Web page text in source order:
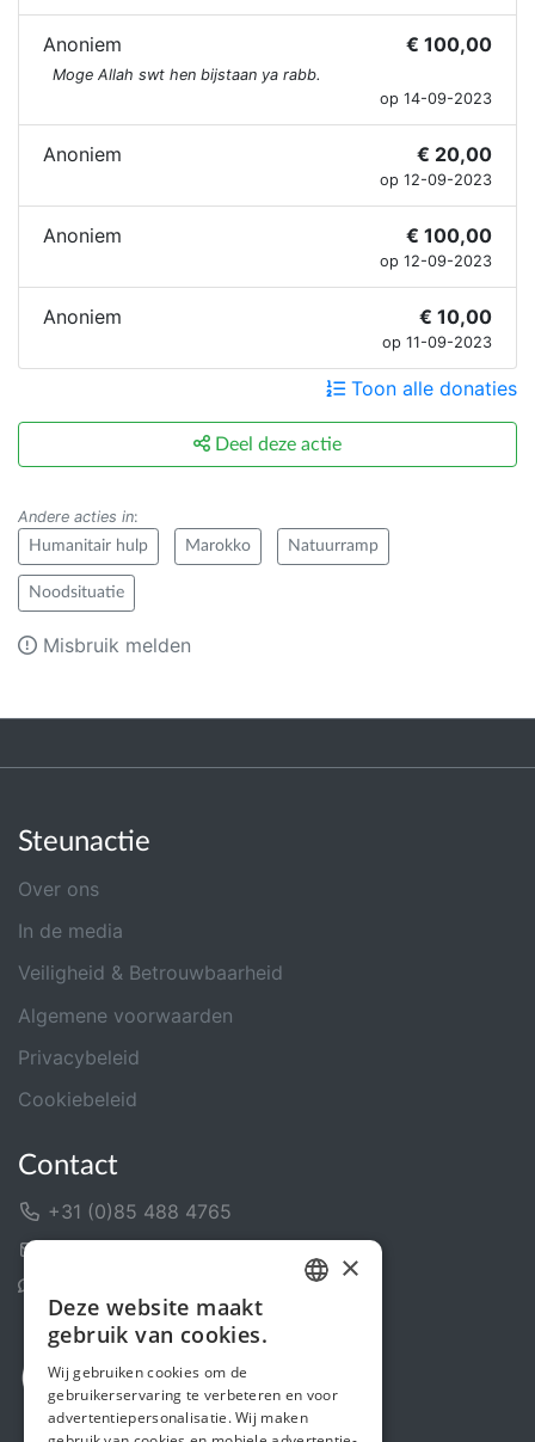
Anoniem € 100,00
Moge Allah swt hen bijstaan ya rabb.
op 14-09-2023
Anoniem € 20,00
op 12-09-2023
Anoniem € 100,00
op 12-09-2023
Anoniem € 10,00
op 11-09-2023
Toon alle donaties
Deel deze actie
Andere acties in:
Humanitair hulp Marokko Natuurramp
Noodsituatie
Misbruik melden
Steunactie
Over ons
In de media
Veiligheid & Betrouwbaarheid
Algemene voorwaarden
Privacybeleid
Cookiebeleid
Contact
+31 (0)85 488 4765
ENGLISH
×
Deze website maakt
gebruik van cookies.
Wij gebruiken cookies om de
gebruikerservaring te verbeteren en voor
advertentiepersonalisatie. Wij maken